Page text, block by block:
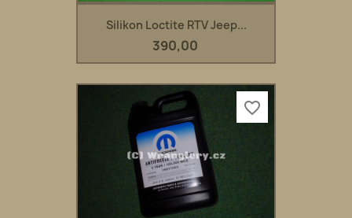
Silikon Loctite RTV Jeep...
390,00
favorite_border